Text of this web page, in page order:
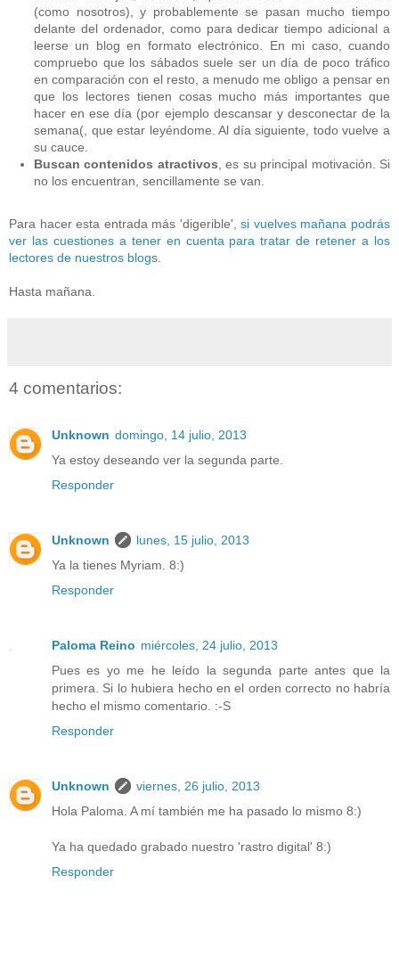
(como nosotros), y probablemente se pasan mucho tiempo
delante del ordenador, como para dedicar tiempo adicional a
leerse un blog en formato electrónico. En mi caso, cuando
compruebo que los sábados suele ser un día de poco tráfico
en comparación con el resto, a menudo me obligo a pensar en
que los lectores tienen cosas mucho más importantes que
hacer en ese día (por ejemplo descansar y desconectar de la
semana(, que estar leyéndome. Al día siguiente, todo vuelve a
su cauce.
Buscan contenidos atractivos , es su principal motivación. Si
no los encuentran, sencillamente se van.
Para hacer esta entrada más 'digerible',si vuelves mañana podrás
ver las cuestiones a tener en cuenta para tratar de retener a los
lectores de nuestros blogs.
Hasta mañana.
4 comentarios:
Unknown domingo, 14 julio, 2013
Ya estoy deseando ver la segunda parte.
Responder
Unknown
lunes, 15 julio, 2013
Ya la tienes Myriam. 8:)
Responder
Paloma Reino miércoles, 24 julio, 2013
Pues es yo me he leído la segunda parte antes que la
primera. Si lo hubiera hecho en el orden correcto no habría
hecho el mismo comentario. :-S
Responder
Unknown
viernes, 26 julio, 2013
Hola Paloma. A mí también me ha pasado lo mismo 8:)
Ya ha quedado grabado nuestro 'rastro digital' 8:)
Responder